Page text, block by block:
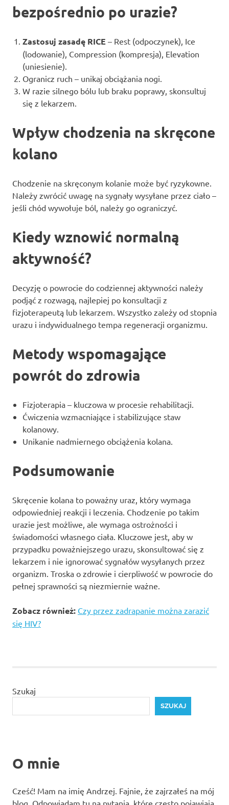
bezpośrednio po urazie?
Zastosuj zasadę RICE – Rest (odpoczynek), Ice
(lodowanie), Compression (kompresja), Elevation
(uniesienie).
Ogranicz ruch – unikaj obciążania nogi.
W razie silnego bólu lub braku poprawy, skonsultuj
się z lekarzem.
Wpływ chodzenia na skręcone
kolano
Chodzenie na skręconym kolanie może być ryzykowne.
Należy zwrócić uwagę na sygnały wysyłane przez ciało –
jeśli chód wywołuje ból, należy go ograniczyć.
Kiedy wznowić normalną
aktywność?
Decyzję o powrocie do codziennej aktywności należy
podjąć z rozwagą, najlepiej po konsultacji z
fizjoterapeutą lub lekarzem. Wszystko zależy od stopnia
urazu i indywidualnego tempa regeneracji organizmu.
Metody wspomagające
powrót do zdrowia
Fizjoterapia – kluczowa w procesie rehabilitacji.
Ćwiczenia wzmacniające i stabilizujące staw
kolanowy.
Unikanie nadmiernego obciążenia kolana.
Podsumowanie
Skręcenie kolana to poważny uraz, który wymaga
odpowiedniej reakcji i leczenia. Chodzenie po takim
urazie jest możliwe, ale wymaga ostrożności i
świadomości własnego ciała. Kluczowe jest, aby w
przypadku poważniejszego urazu, skonsultować się z
lekarzem i nie ignorować sygnałów wysyłanych przez
organizm. Troska o zdrowie i cierpliwość w powrocie do
pełnej sprawności są niezmiernie ważne.
Zobacz również: Czy przez zadrapanie można zarazić
się HIV?
Szukaj
SZUKAJ
O mnie
Cześć! Mam na imię Andrzej. Fajnie, że zajrzałeś na mój
blog. Odpowiadam tu na pytania, które często pojawiają